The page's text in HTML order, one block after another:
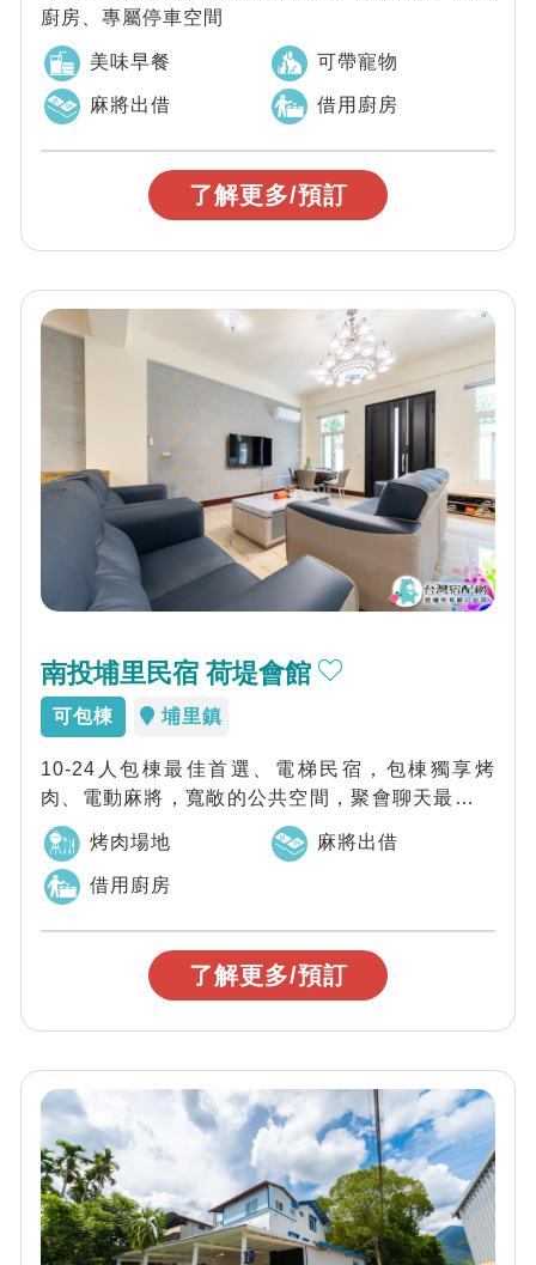
廚房、專屬停車空間
美味早餐 可帶寵物
麻將出借 借用廚房
了解更多/預訂
南投埔里民宿 荷堤會館
可包棟 埔里鎮
10-24人包棟最佳首選、電梯民宿，包棟獨享烤
肉、電動麻將，寬敞的公共空間，聚會聊天最佳場
所
烤肉場地 麻將出借
借用廚房
了解更多/預訂